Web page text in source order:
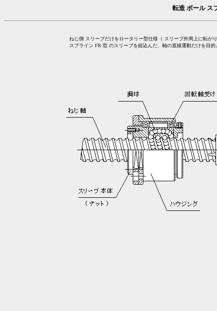
転造 ボール ス
ねじ側 スリーブだけをロータリー型仕様（ スリーブ外周上に転が
スプライン FR 型 のスリーブを組込んだ、軸の直線運動だけを目